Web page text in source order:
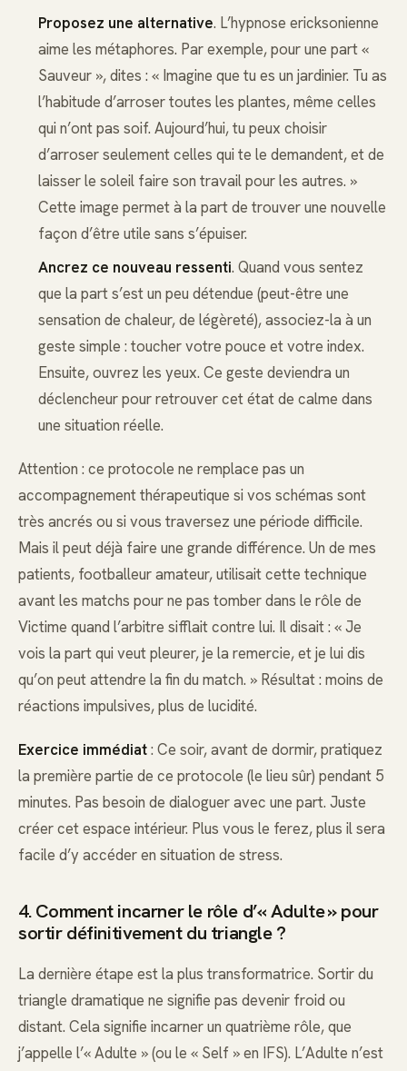
Proposez une alternative. L’hypnose ericksonienne
aime les métaphores. Par exemple, pour une part «
Sauveur », dites : « Imagine que tu es un jardinier. Tu as
l’habitude d’arroser toutes les plantes, même celles
qui n’ont pas soif. Aujourd’hui, tu peux choisir
d’arroser seulement celles qui te le demandent, et de
laisser le soleil faire son travail pour les autres. »
Cette image permet à la part de trouver une nouvelle
façon d’être utile sans s’épuiser.
Ancrez ce nouveau ressenti. Quand vous sentez
que la part s’est un peu détendue (peut-être une
sensation de chaleur, de légèreté), associez-la à un
geste simple : toucher votre pouce et votre index.
Ensuite, ouvrez les yeux. Ce geste deviendra un
déclencheur pour retrouver cet état de calme dans
une situation réelle.
Attention : ce protocole ne remplace pas un
accompagnement thérapeutique si vos schémas sont
très ancrés ou si vous traversez une période difficile.
Mais il peut déjà faire une grande différence. Un de mes
patients, footballeur amateur, utilisait cette technique
avant les matchs pour ne pas tomber dans le rôle de
Victime quand l’arbitre sifflait contre lui. Il disait : « Je
vois la part qui veut pleurer, je la remercie, et je lui dis
qu’on peut attendre la fin du match. » Résultat : moins de
réactions impulsives, plus de lucidité.
Exercice immédiat: Ce soir, avant de dormir, pratiquez
la première partie de ce protocole (le lieu sûr) pendant 5
minutes. Pas besoin de dialoguer avec une part. Juste
créer cet espace intérieur. Plus vous le ferez, plus il sera
facile d’y accéder en situation de stress.
4. Comment incarner le rôle d’« Adulte » pour
sortir définitivement du triangle ?
La dernière étape est la plus transformatrice. Sortir du
triangle dramatique ne signifie pas devenir froid ou
distant. Cela signifie incarner un quatrième rôle, que
j’appelle l’« Adulte » (ou le « Self » en IFS). L’Adulte n’est